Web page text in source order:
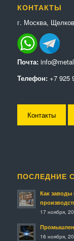
КОНТАКТЫ
г. Москва,
Почта:
Телефон: +7 925
Контакты
ПОСЛЕДНИЕ
Как заводы
17 ноября,
16 ноября,